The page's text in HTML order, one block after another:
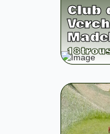
Club
18